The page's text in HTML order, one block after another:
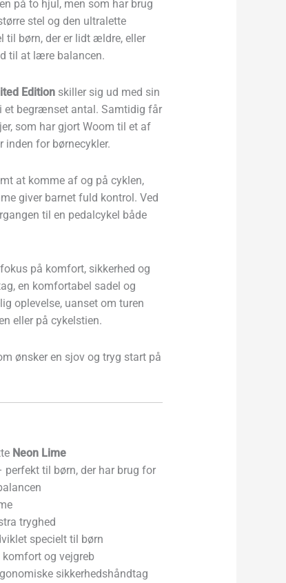
på to hjul, men som har brug
stel og den ultralette
til børn, der er lidt ældre, eller
til at lære balancen.
Edition skiller sig ud med sin
et begrænset antal. Samtidig får
som har gjort Woom til et af
for børnecykler.
at komme af og på cyklen,
giver barnet fuld kontrol. Ved
til en pedalcykel både
på komfort, sikkerhed og
en komfortabel sadel og
oplevelse, uanset om turen
eller på cykelstien.
ønsker en sjov og tryg start på
Neon Lime
perfekt til børn, der har brug for
tryghed
specielt til børn
og vejgreb
sikkerhedshåndtag